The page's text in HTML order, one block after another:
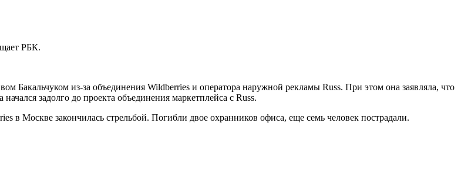
РБК.
Бакальчуком из-за объединения Wildberries и оператора наружной рекламы Russ. При этом она заявляла, что
задолго до проекта объединения маркетплейса с Russ.
в Москве закончилась стрельбой. Погибли двое охранников офиса, еще семь человек пострадали.